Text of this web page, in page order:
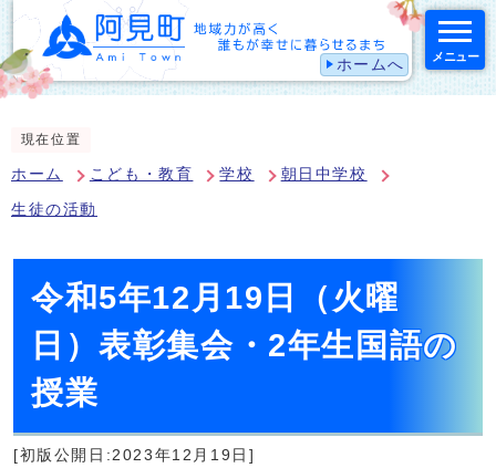
ホームへ メニュー
現在位置
ホーム こども・教育 学校 朝日中学校
生徒の活動
令和5年12月19日（火曜
日）表彰集会・2年生国語の
授業
[初版公開日:2023年12月19日]